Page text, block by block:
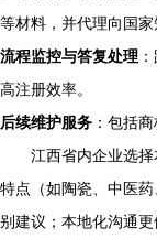
等材料，并代理向国家
流程监控与答复处理
高注册效率。
后续维护服务 ：包括
江西省内企业选
特点（如陶瓷、中医
别建议；本地化沟通更